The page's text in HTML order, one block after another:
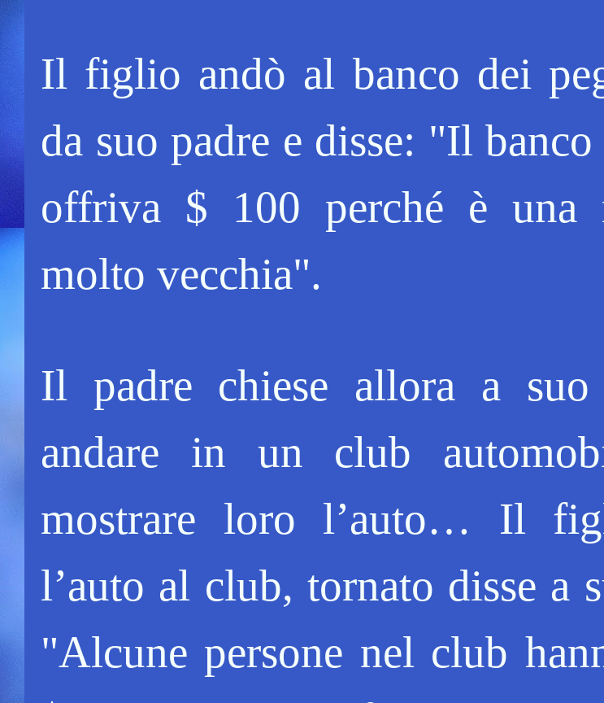
Il figlio andò al banco dei
da suo padre e disse: "Il
offriva $ 100 perché è una
molto vecchia".
Il padre chiese allora a
andare in un club
mostrare loro l’auto… Il
l’auto al club, tornato disse a
"Alcune persone nel club